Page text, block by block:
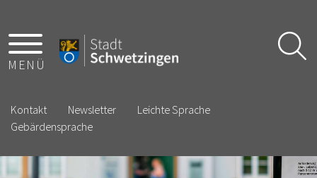
MENÜ
Kontakt Newsletter
Leichte Sprache
Gebärdensprache